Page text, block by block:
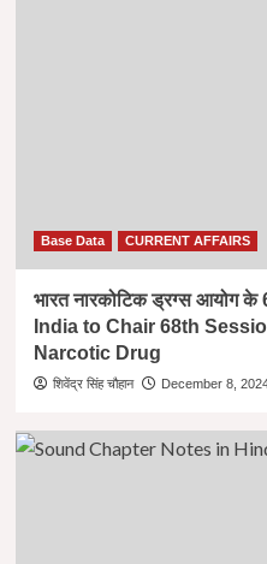
Base Data CURRENT AFFAIRS
भारत नारकोटिक ड्रग्स आयोग के
India to Chair 68th
Narcotic Drug
शिवेंद्र सिंह चौहान December 8,